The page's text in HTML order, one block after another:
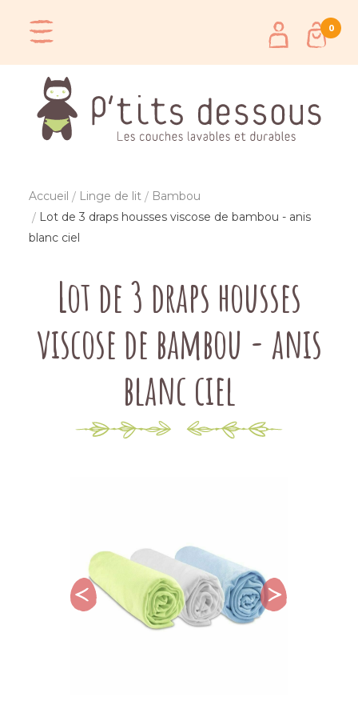
0
Accueil Linge de lit
Bambou
Lot de 3 draps housses viscose de bambou - anis
blanc ciel
Lot de 3 draps housses
viscose de bambou - anis
blanc ciel